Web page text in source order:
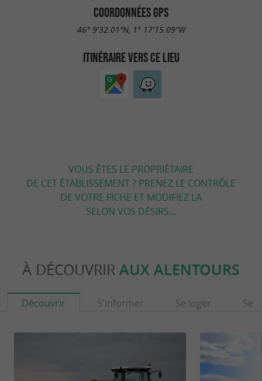
COORDONNÉES GPS
46° 9'32.01"N, 1° 17'15.09"W
ITINÉRAIRE VERS CE LIEU
VOUS ÊTES LE PROPRIÉTAIRE
DE CET ÉTABLISSEMENT ? PRENEZ LE CONTRÔLE
DE VOTRE FICHE ET MODIFIEZ LA
SELON VOS DÉSIRS...
À DÉCOUVRIR AUX ALENTOURS
Découvrir S'informer Se loger Se